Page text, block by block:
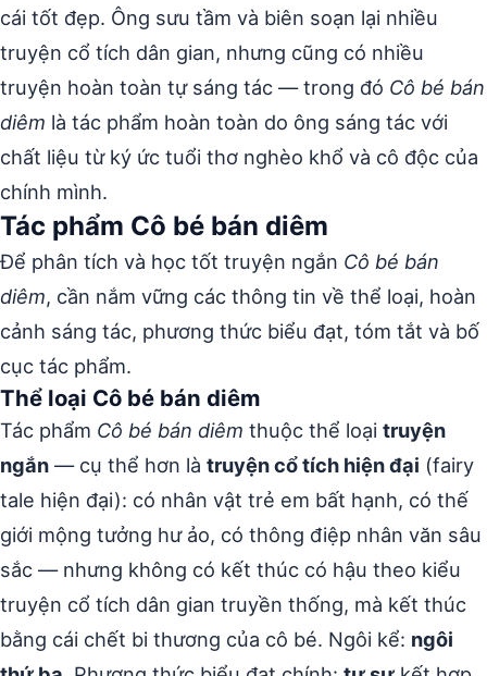
cái tốt đẹp. Ông sưu tầm và biên soạn lại nhiều
truyện cổ tích dân gian, nhưng cũng có nhiều
truyện hoàn toàn tự sáng tác — trong đó Cô bé bán
diêm là tác phẩm hoàn toàn do ông sáng tác với
chất liệu từ ký ức tuổi thơ nghèo khổ và cô độc của
chính mình.
Tác phẩm Cô bé bán diêm
Để phân tích và học tốt truyện ngắn Cô bé bán
diêm, cần nắm vững các thông tin về thể loại, hoàn
cảnh sáng tác, phương thức biểu đạt, tóm tắt và bố
cục tác phẩm.
Thể loại Cô bé bán diêm
Tác phẩm Cô bé bán diêm thuộc thể loại truyện
ngắn — cụ thể hơn là truyện cổ tích hiện đại (fairy
tale hiện đại): có nhân vật trẻ em bất hạnh, có thế
giới mộng tưởng hư ảo, có thông điệp nhân văn sâu
sắc — nhưng không có kết thúc có hậu theo kiểu
truyện cổ tích dân gian truyền thống, mà kết thúc
bằng cái chết bi thương của cô bé. Ngôi kể: ngôi